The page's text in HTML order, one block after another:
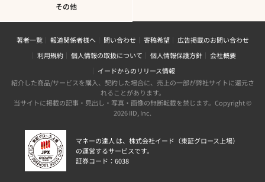
その他
著者一覧 報道関係者様へ 問い合わせ 寄稿希望
広告掲載のお問い合わせ
利用規約
個人情報の取扱について 個人情報保護方針
会社概要
イードからのリリース情報
紹介した商品/サービスを購入、契約した場合に、売上の一部が弊社サイトに還元さ
れることがあります。
当サイトに掲載の記事・見出し・写真・画像の無断転載を禁じます。Copyright ©
2026 IID, Inc.
マネーの達人 は、株式会社イード（東証グロース上場）
の運営するサービスです。
証券コード：6038